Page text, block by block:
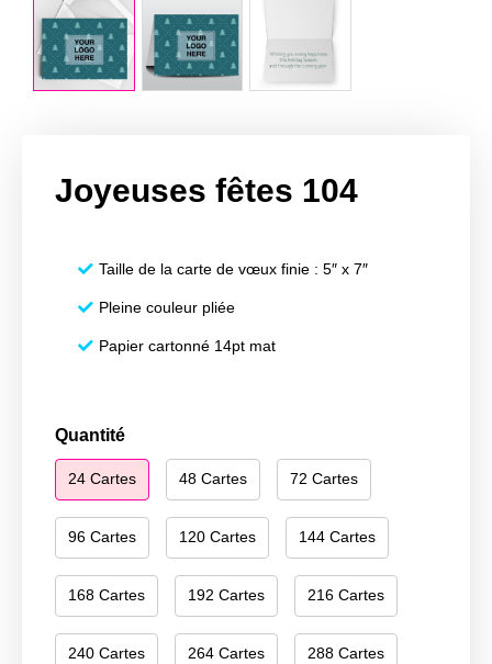
Joyeuses fêtes 104
Taille de la carte de vœux finie : 5″ x 7″
Pleine couleur pliée
Papier cartonné 14pt mat
Quantité
24 Cartes 48 Cartes 72 Cartes
96 Cartes 120 Cartes 144 Cartes
168 Cartes 192 Cartes 216 Cartes
240 Cartes 264 Cartes 288 Cartes
quantité
de
Happy
104